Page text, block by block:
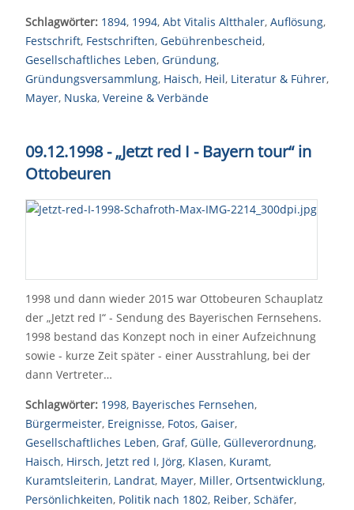
Schlagwörter: 1894, 1994, Abt Vitalis Altthaler, Auflösung,
Festschrift, Festschriften, Gebührenbescheid,
Gesellschaftliches Leben, Gründung,
Gründungsversammlung, Haisch, Heil, Literatur & Führer,
Mayer, Nuska, Vereine & Verbände
09.12.1998 - „Jetzt red I - Bayern tour“ in
Ottobeuren
1998 und dann wieder 2015 war Ottobeuren Schauplatz
der „Jetzt red I“ - Sendung des Bayerischen Fernsehens.
1998 bestand das Konzept noch in einer Aufzeichnung
sowie - kurze Zeit später - einer Ausstrahlung, bei der
dann Vertreter…
Schlagwörter: 1998, Bayerisches Fernsehen,
Bürgermeister, Ereignisse, Fotos, Gaiser,
Gesellschaftliches Leben, Graf, Gülle, Gülleverordnung,
Haisch, Hirsch, Jetzt red I, Jörg, Klasen, Kuramt,
Kuramtsleiterin, Landrat, Mayer, Miller, Ortsentwicklung,
Persönlichkeiten, Politik nach 1802, Reiber, Schäfer,